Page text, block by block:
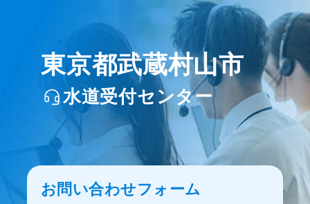
東京都武蔵村山市
水道受付センター
お問い合わせフォーム